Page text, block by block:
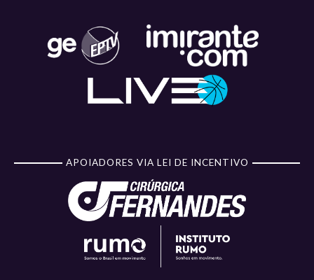
APOIADORES VIA LEI DE INCENTIVO